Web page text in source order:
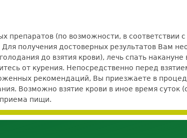
препаратов (по возможности, в соответствии с
получения достоверных результатов Вам
до взятия крови), лечь спать накануне
от курения. Непосредственно перед
рекомендаций, Вы приезжаете в
Возможно взятие крови в иное время суток
пищи.